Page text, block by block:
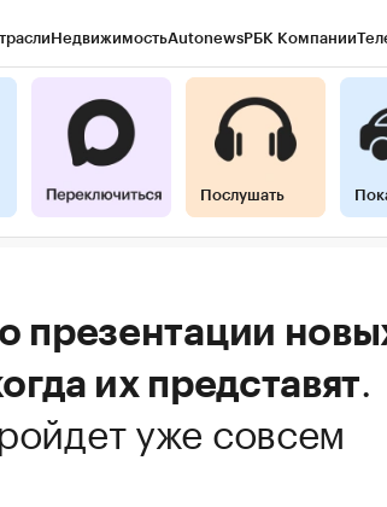
НедвижимостьAutonewsРБК Компании
Послушать
презентации
их представят.
уже совсем